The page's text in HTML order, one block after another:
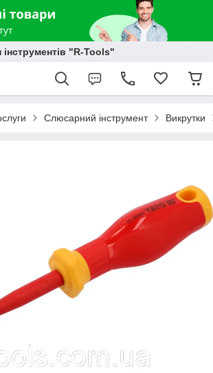
інструментів "R-Tools"
Слюсарний інструмент Викрутки